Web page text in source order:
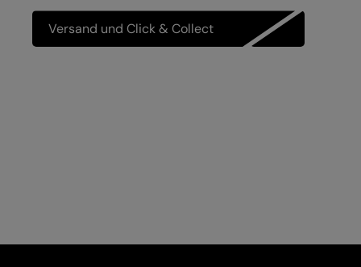
Versand und Click & Collect